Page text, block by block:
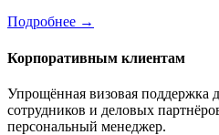
Подробнее →
Корпоративным клиентам
Упрощённая визовая поддержка
сотрудников и деловых
персональный менеджер.